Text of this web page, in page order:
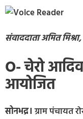
संवाददाता अमित
O- चेरो
आयोजित
सोनभद्र।ग्राम पंचायत